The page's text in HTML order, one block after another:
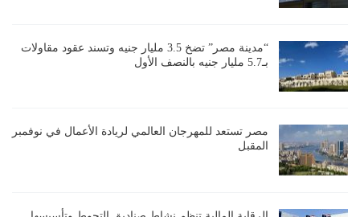
“مدينة مصر” تضخ 3.5 مليار جنيه وتسند عقود مقاولات
بـ5.7 مليار جنيه بالنصف الأول
مصر تستعد للمهرجان العالمي لريادة الأعمال في نوفمبر
المقبل